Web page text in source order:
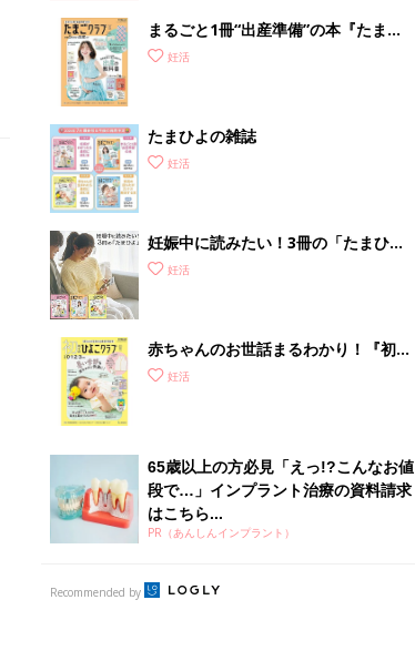
まるごと1冊“出産準備”の本『たまご
クラブ 夏号』〈スペシャル大特集〉
妊活
たまひよの雑誌
妊活
妊娠中に読みたい！3冊の「たまひ
よ」妊活
赤ちゃんのお世話まるわかり！『初め
てのひよこクラブ 夏号』〈巻頭大特
妊活
65歳以上の方必見「えっ!?こんなお値
段で…」インプラント治療の資料請求
はこちら...
PR（あんしんインプラント）
Recommended by